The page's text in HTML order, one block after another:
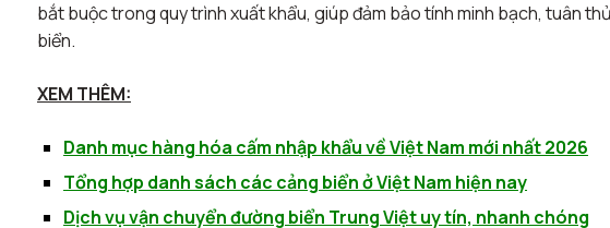
bắt buộc trong quy trình xuất khẩu, giúp đảm bảo tính minh bạch, tuân
biển.
XEM THÊM:
Danh mục hàng hóa cấm nhập khẩu về Việt Nam mới nhất 2026
Tổng hợp danh sách các cảng biển ở Việt Nam hiện nay
Dịch vụ vận chuyển đường biển Trung Việt uy tín, nhanh chóng